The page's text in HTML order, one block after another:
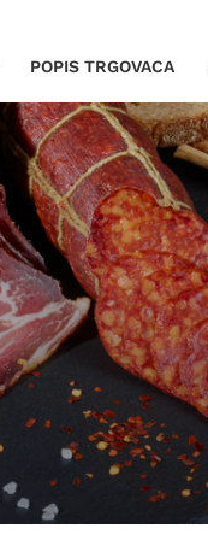
POPIS TRGOVACA